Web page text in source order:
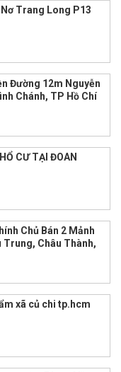
Trang Long P13
Đường 12m Nguyễn
Chánh, TP Hồ Chí
CƯ TẠI ĐOAN
Chủ Bán 2 Mảnh
Trung, Châu Thành,
xã củ chi tp.hcm